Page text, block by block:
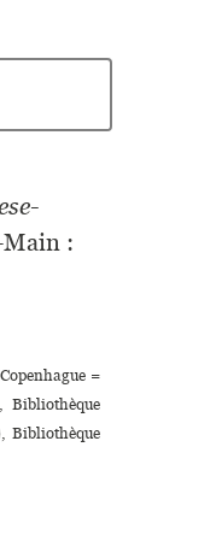
:
=
Bibliothèque